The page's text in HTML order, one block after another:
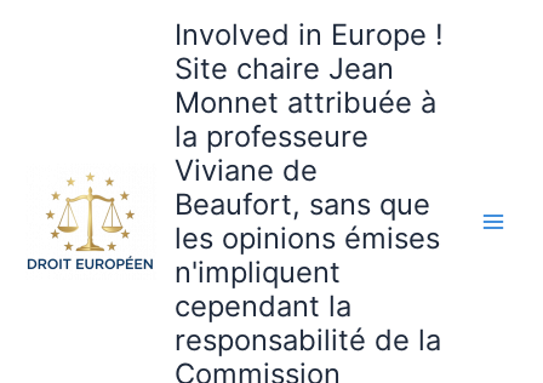
Involved in Europe !
Site chaire Jean
Monnet attribuée à
la professeure
Viviane de
Beaufort, sans que
les opinions émises
n'impliquent
cependant la
responsabilité de la
Commission